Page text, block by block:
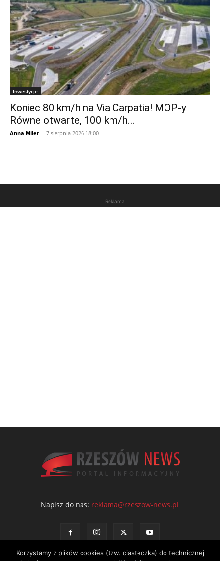
Inwestycje
Koniec 80 km/h na Via Carpatia! MOP-y
Równe otwarte, 100 km/h...
Anna Miler - 7 sierpnia 2026 18:00
Reklama
Napisz do nas: reklama@rzeszow-news.pl
Korzystamy z plików cookies (tzw. ciasteczka) do technicznej